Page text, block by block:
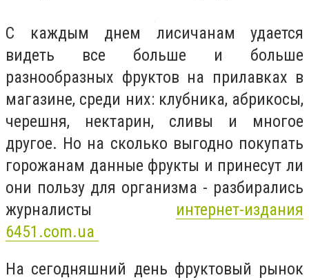
С каждым днем лисичанам удается
видеть все больше и больше
разнообразных фруктов на прилавках в
магазине, среди них: клубника, абрикосы,
черешня, нектарин, сливы и многое
другое. Но на сколько выгодно покупать
горожанам данные фрукты и принесут ли
они пользу для организма - разбирались
журналисты интернет-издания
6451.com.ua
На сегодняшний день фруктовый рынок